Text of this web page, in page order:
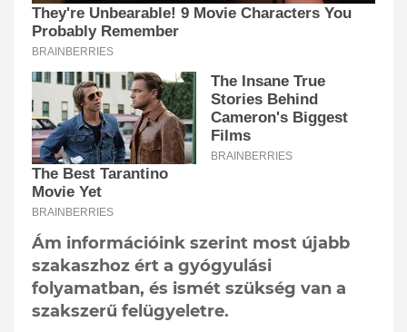
Ám információink szerint most újabb
szakaszhoz ért a gyógyulási
folyamatban, és ismét szükség van a
szakszerű felügyeletre.